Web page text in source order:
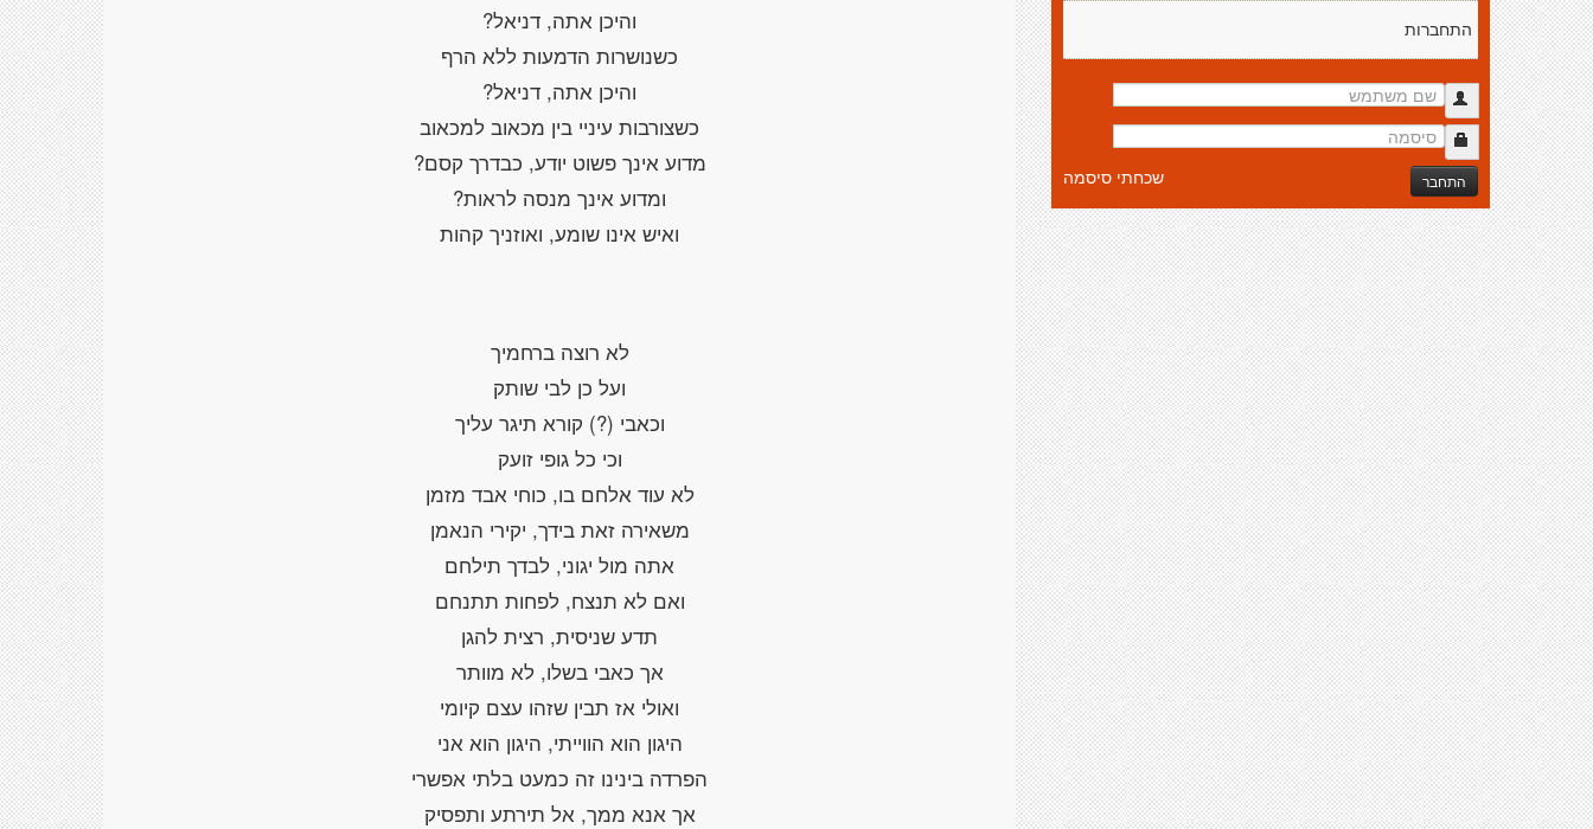
והיכן אתה, דניאל?
כשנושרות הדמעות ללא הרף
והיכן אתה, דניאל?
כשצורבות עיניי בין מכאוב למכאוב
מדוע אינך פשוט יודע, כבדרך קסם?
ומדוע אינך מנסה לראות?
ואיש אינו שומע, ואוזניך קהות
לא רוצה ברחמיך
ועל כן לבי שותק
וכאבי (?) קורא תיגר עליך
וכי כל גופי זועק
לא עוד אלחם בו, כוחי אבד מזמן
משאירה זאת בידך, יקירי הנאמן
אתה מול יגוני, לבדך תילחם
ואם לא תנצח, לפחות תתנחם
תדע שניסית, רצית להגן
אך כאבי בשלו, לא מוותר
ואולי אז תבין שזהו עצם קיומי
היגון הוא הווייתי, היגון הוא אני
הפרדה בינינו זה כמעט בלתי אפשרי
אך אנא ממך, אל תירתע ותפסיק
התחברות
התחבר שכחתי סיסמה